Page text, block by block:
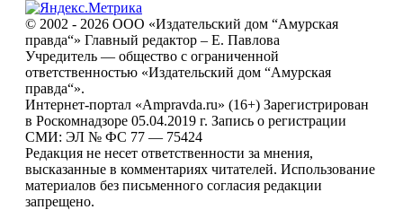
© 2002 - 2026 ООО «Издательский дом “Амурская
правда“» Главный редактор – Е. Павлова
Учредитель — общество с ограниченной
ответственностью «Издательский дом “Амурская
правда“».
Интернет-портал «Ampravda.ru» (16+) Зарегистрирован
в Роскомнадзоре 05.04.2019 г. Запись о регистрации
СМИ: ЭЛ № ФС 77 — 75424
Редакция не несет ответственности за мнения,
высказанные в комментариях читателей. Использование
материалов без письменного согласия редакции
запрещено.